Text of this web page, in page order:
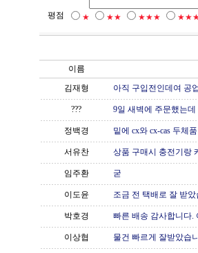
평점 ★ ★★ ★★★
이름
김재형
아직 구입전인데여 공
??? 9일 새벽에 주문했는
정백경 밑에 cx와 cx-cas 두체
서유찬 상품 구매시 충전기랑
임주환 굳
이도윤 조금 전 택배로 잘 받
박호경 빠른 배송 감사합니다.
이상협 물건 빠르게 잘받았습